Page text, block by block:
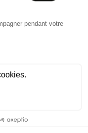
CGV-Politique de